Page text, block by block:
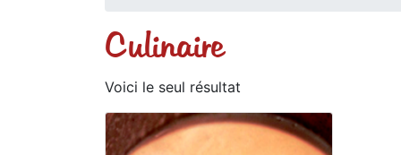
Culinaire
Voici le seul résultat